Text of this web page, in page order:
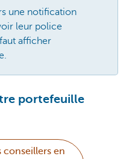
une notification
leur police
afficher
portefeuille
en